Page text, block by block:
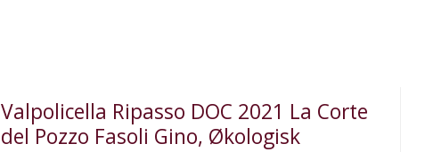
Valpolicella Ripasso DOC 2021 La Corte
del Pozzo Fasoli Gino, Økologisk